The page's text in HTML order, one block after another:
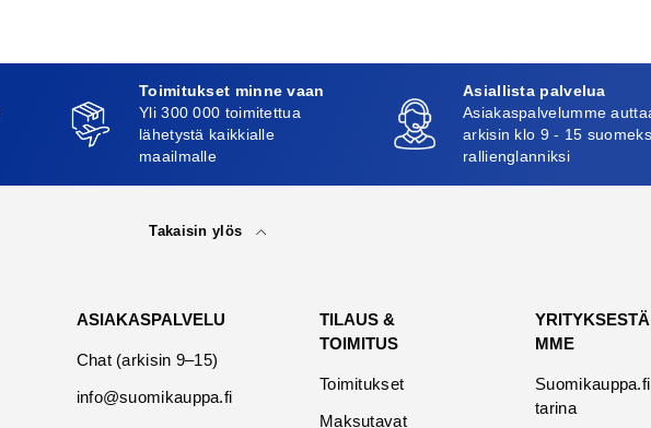
Toimitukset minne vaan
Yli 300 000 toimitettua
lähetystä kaikkialle
maailmalle
Asiallista palvelua
Asiakaspalvelumme
arkisin klo 9 - 15
rallienglanniksi
Takaisin ylös
ASIAKASPALVELU
Chat (arkisin 9–15)
info@suomikauppa.fi
TILAUS &
TOIMITUS
Toimitukset
Maksutavat
YRITYKSESTÄ
MME
Suomikauppa.fi
tarina